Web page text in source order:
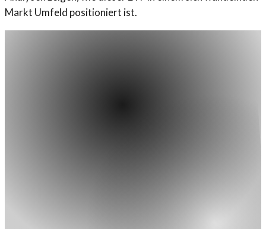
Markt Umfeld positioniert ist.